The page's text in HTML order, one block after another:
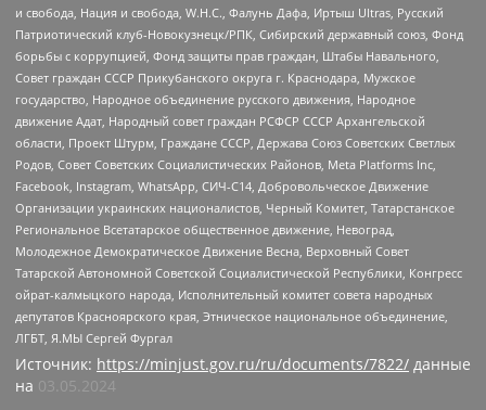
и свобода, Нация и свобода, W.H.С., Фалунь Дафа, Иртыш Ultras, Русский
Патриотический клуб-Новокузнецк/РПК, Сибирский державный союз, Фонд
борьбы с коррупцией, Фонд защиты прав граждан, Штабы Навального,
Совет граждан СССР Прикубанского округа г. Краснодара, Мужское
государство, Народное объединение русского движения, Народное
движение Адат, Народный совет граждан РСФСР СССР Архангельской
области, Проект Штурм, Граждане СССР, Держава Союз Советских Светлых
Родов, Совет Советских Социалистических Районов, Meta Platforms Inc,
Facebook, Instagram, WhatsApp, СИЧ-С14, Добровольческое Движение
Организации украинских националистов, Черный Комитет, Татарстанское
Региональное Всетатарское общественное движение, Невоград,
Молодежное Демократическое Движение Весна, Верховный Совет
Татарской Автономной Советской Социалистической Республики, Конгресс
ойрат-калмыцкого народа, Исполнительный комитет совета народных
депутатов Красноярского края, Этническое национальное объединение,
ЛГБТ, Я.МЫ Сергей Фургал
Источник: https://minjust.gov.ru/ru/documents/7822/ данные
на 03.05.2024